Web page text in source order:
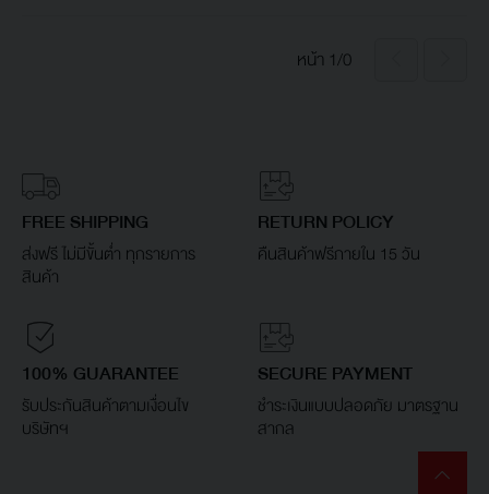
หน้า 1/0
FREE SHIPPING
ส่งฟรี ไม่มีขั้นต่ำ ทุกรายการ
สินค้า
RETURN POLICY
คืนสินค้าฟรีภายใน 15 วัน
100% GUARANTEE
รับประกันสินค้าตามเงื่อนไข
บริษัทฯ
SECURE PAYMENT
ชำระเงินแบบปลอดภัย มาตรฐาน
สากล